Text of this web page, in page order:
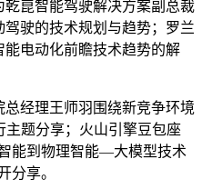
崑智能驾驶解决方案副总裁
驶的技术规划与趋势；罗兰
电动化前瞻技术趋势的解
经理王师羽围绕新竞争环境
题分享；火山引擎豆包座
能到物理智能—大模型技术
分享。